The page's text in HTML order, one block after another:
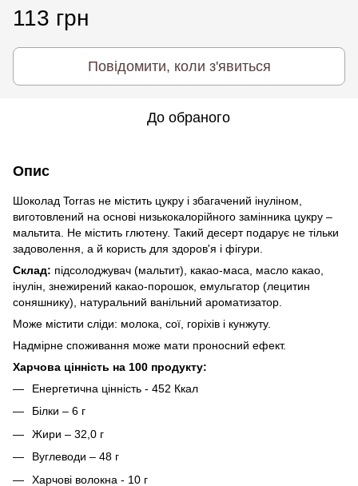
113 грн
Повідомити, коли з'явиться
До обраного
Опис
Шоколад Torras не містить цукру і збагачений інуліном,
виготовлений на основі низькокалорійного замінника цукру –
мальтита. Не містить глютену. Такий десерт подарує не тільки
задоволення, а й користь для здоров'я і фігури.
Склад: підсолоджувач (мальтит), какао-маса, масло какао,
інулін, знежирений какао-порошок, емульгатор (лецитин
соняшнику), натуральний ванільний ароматизатор.
Може містити сліди: молока, сої, горіхів і кунжуту.
Надмірне споживання може мати проносний ефект.
Харчова цінність на 100 продукту:
Енергетична цінність - 452 Ккал
Білки – 6 г
Жири – 32,0 г
Вуглеводи – 48 г
Харчові волокна - 10 г